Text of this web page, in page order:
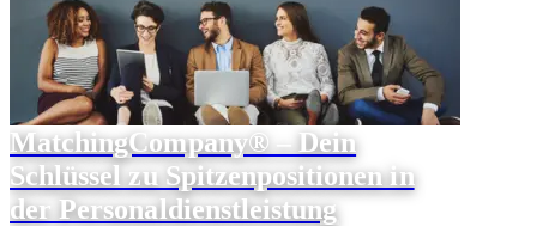
MatchingCompany® – Dein
Schlüssel zu Spitzenpositionen in
der Personaldienstleistung